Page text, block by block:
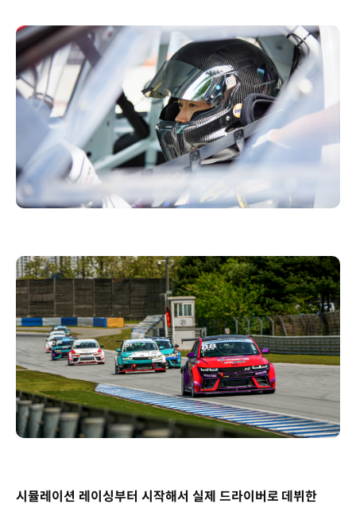
시뮬레이션 레이싱부터 시작해서 실제 드라이버로 데뷔한